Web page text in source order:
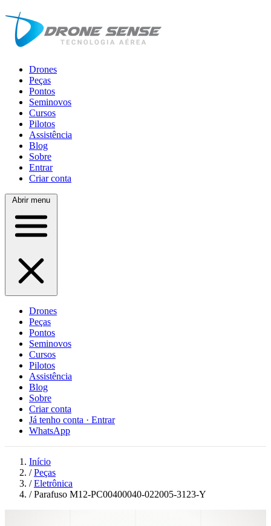
Drones
Peças
Pontos
Seminovos
Cursos
Pilotos
Assistência
Blog
Sobre
Entrar
Criar conta
Abrir menu
Drones
Peças
Pontos
Seminovos
Cursos
Pilotos
Assistência
Blog
Sobre
Criar conta
Já tenho conta · Entrar
WhatsApp
Início
/ Peças
/ Eletrônica
/ Parafuso M12-PC00400040-022005-3123-Y